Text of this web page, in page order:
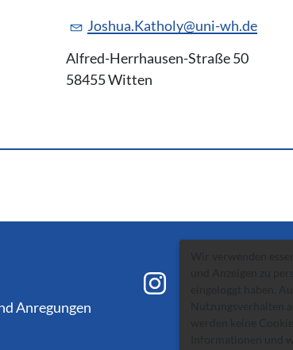
Joshua.Katholy@uni-wh.de
Alfred-Herrhausen-Straße 50
58455 Witten
Anregungen